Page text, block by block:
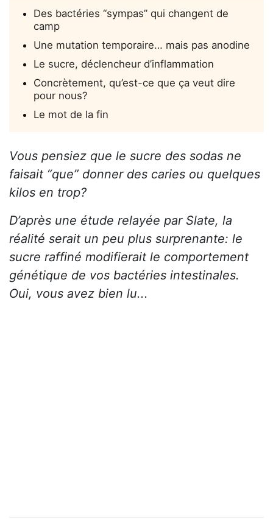
Des bactéries “sympas” qui changent de
camp
Une mutation temporaire… mais pas anodine
Le sucre, déclencheur d’inflammation
Concrètement, qu’est-ce que ça veut dire
pour nous?
Le mot de la fin
Vous pensiez que le sucre des sodas ne
faisait “que” donner des caries ou quelques
kilos en trop?
D’après une étude relayée par Slate, la
réalité serait un peu plus surprenante: le
sucre raffiné modifierait le comportement
génétique de vos bactéries intestinales.
Oui, vous avez bien lu...